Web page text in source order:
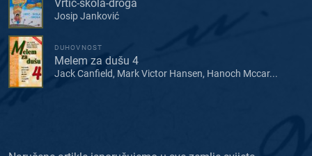
Vrtić-škola-droga
Josip Janković
DUHOVNOST
Melem za dušu 4
Jack Canfield, Mark Victor Hansen, Hanoch Mccar...